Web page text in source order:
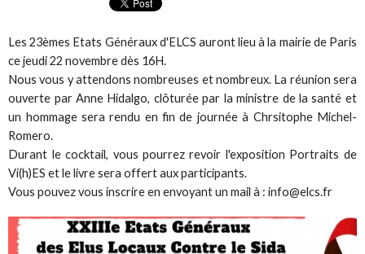
Les 23èmes Etats Généraux d'ELCS auront lieu à la mairie de Paris
ce jeudi 22 novembre dès 16H.
Nous vous y attendons nombreuses et nombreux. La réunion sera
ouverte par Anne Hidalgo, clôturée par la ministre de la santé et
un hommage sera rendu en fin de journée à Chrsitophe Michel-
Romero.
Durant le cocktail, vous pourrez revoir l'exposition Portraits de
Vi(h)ES et le livre sera offert aux participants.
Vous pouvez vous inscrire en envoyant un mail à : info@elcs.fr